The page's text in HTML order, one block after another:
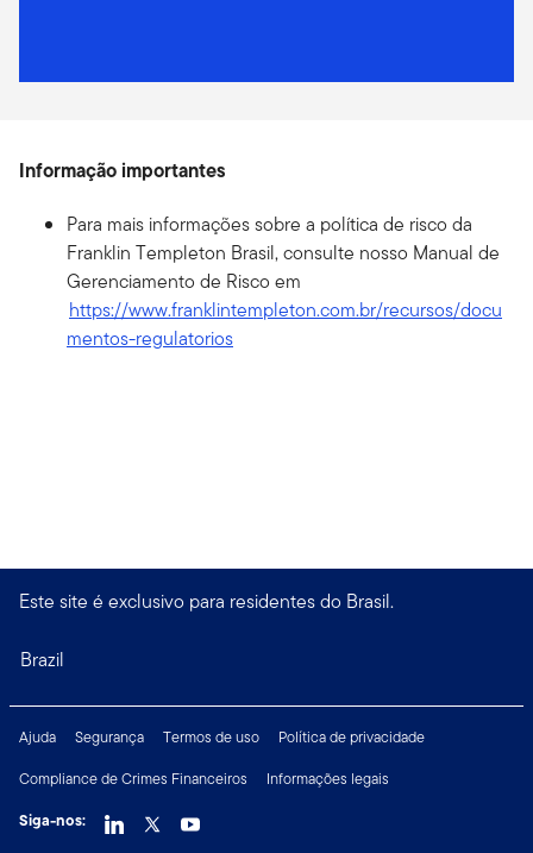
Informação importantes
Para mais informações sobre a política de risco da
Franklin Templeton Brasil, consulte nosso Manual de
Gerenciamento de Risco em
https://www.franklintempleton.com.br/recursos/docu
mentos-regulatorios
Este site é exclusivo para residentes do Brasil.
Brazil
Ajuda Segurança Termos de uso
Política de privacidade
Compliance de Crimes Financeiros
Informações legais
Siga-nos: